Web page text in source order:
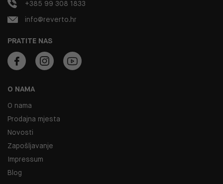
O NAMA
O nama
Prodajna mjesta
Novosti
Zapošljavanje
Impressum
Blog
PRATITE NAS
+385 99 308 1833
info@reverto.hr